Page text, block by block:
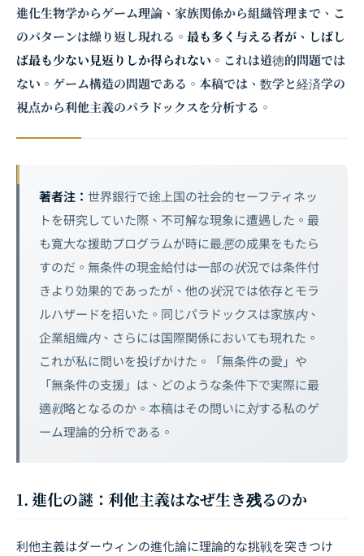
進化生物学からゲーム理論 、家族関係から組織管理まで、こ
のパターンは繰り返し現れる。 最も多く与える者が、しばし
ば最も少ない見返りしか得られない。 これは道徳的問題では
ない。ゲーム構造の問題である。本稿では、数学と経済学の
視点から利他主義のパラドックスを分析する。
著者注： 世界銀行で途上国の社会的セーフティネッ
トを研究していた際、不可解な現象に遭遇した。最
も寛大な援助プログラムが時に最悪の成果をもたら
すのだ。無条件の現金給付は一部の状況では条件付
きより効果的であったが、他の状況では依存とモラ
ルハザードを招いた。同じパラドックスは家族内、
企業組織内、さらには国際関係においても現れた。
これが私に問いを投げかけた。「無条件の愛」や
「無条件の支援」は、どのような条件下で実際に最
適戦略となるのか。本稿はその問いに対する私のゲ
ーム理論的分析である。
1. 進化の謎：利他主義はなぜ生き残るのか
利他主義はダーウィンの進化論に理論的な挑戦を突きつけ